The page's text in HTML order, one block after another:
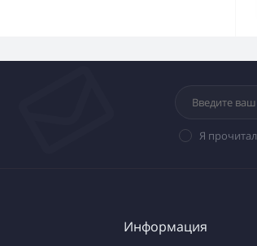
Я прочитал
Информация